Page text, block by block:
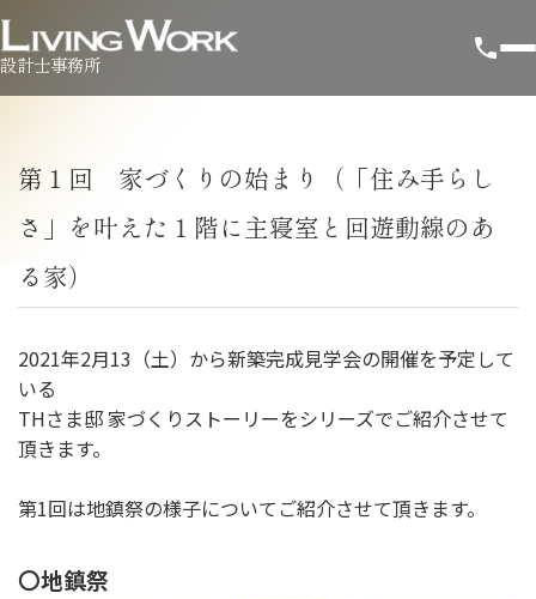
設計士事務所
第１回 家づくりの始まり（「住み手らし
さ」を叶えた１階に主寝室と回遊動線のあ
る家）
2021年2月13（土）から新築完成見学会の開催を予定して
いる
THさま邸 家づくりストーリーをシリーズでご紹介させて
頂きます。
第1回は地鎮祭の様子についてご紹介させて頂きます。
〇地鎮祭